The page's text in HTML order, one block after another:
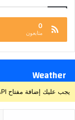
0
متابعون
Weather
يجب عليك إضافة مفتاح API للطقس من خلال صفحة إعدادات القالب > الدمج